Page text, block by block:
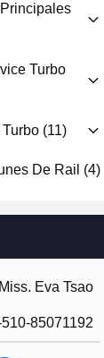
Turbo
(11)
De Rail (4)
Miss. Eva Tsao
85071192